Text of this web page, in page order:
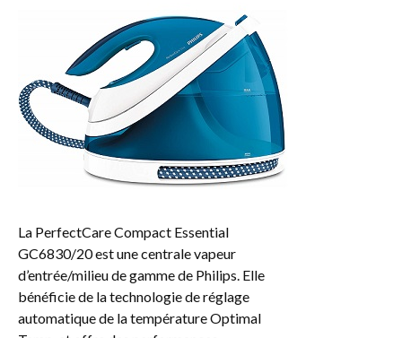
La PerfectCare Compact Essential
GC6830/20 est une centrale vapeur
d’entrée/milieu de gamme de Philips. Elle
bénéficie de la technologie de réglage
automatique de la température Optimal